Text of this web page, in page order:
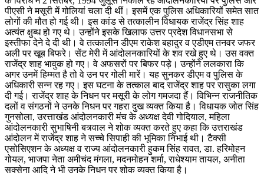
पीएसी ने मसूरी में गोलियां चला दी थीं। इसमें एक पुलिस अधिकारियों समेत सात
लोगों की मौत हो गई थी। इस कांड से तत्कालीन विधायक राजेंद्र सिंह शाह
अत्यंत क्षुब्ध हो गए थे। उन्होंने इसके खिलाफ उत्तर प्रदेश विधानसभा से
इस्तीफा देने दे दी थी। वे तत्कालीन डीएम राकेश बहादुर व एडीएम तनवर जफर
अली पर खूब बिफरे। सेंट मेरी में आंदोलनकारियों के शव रखे हुए थे। उस वक्त
राजेंद्र शाह भावुक हो गए। वे अफसरों पर बिफर पड़े। उन्होंने ललकारा कि
अगर उनमें हिम्मत है तो वे उन पर गोली मारें। यह सुनकर डीएम व पुलिस के
अधिकारी सन्न रह गए। इस घटना के तत्काल बाद राजेंद्र शाह पर रासुका लगा
दी गई। राजेंद्र शाह के निधन पर मसूरी के लोग गमजदा हैं। विभिन्न राजनीतिक
दलों व संगठनों ने उनके निधन पर गहरा दुख व्यक्त किया है। विधायक जोत सिंह
गुनसोला, उरत्ताखंड आंदोलनकारी मंच के अध्यक्ष देवी गोदियाल, महिला
आंदोलनकारी सुभाषिनी बत्र्वाल ने शोक व्यक्त करते हुए कहा कि उत्तराखंड
आंदोलन में राजेंद्र शाह ने सच्चे सिपाही की भूमिका निभाई थी। टैक्सी
एसोसिएशन के अध्यक्ष व राज्य आंदोलनकारी हुकम सिंह रावत, डा. हरिमोहन
गोयल, भाजपा नेता अमीचंद मंगला, मदनमोहन शर्मा, राधेश्याम तायल, अनीता
सक्सेना आदि ने भी उनके निधन पर शोक व्यक्त किया है।